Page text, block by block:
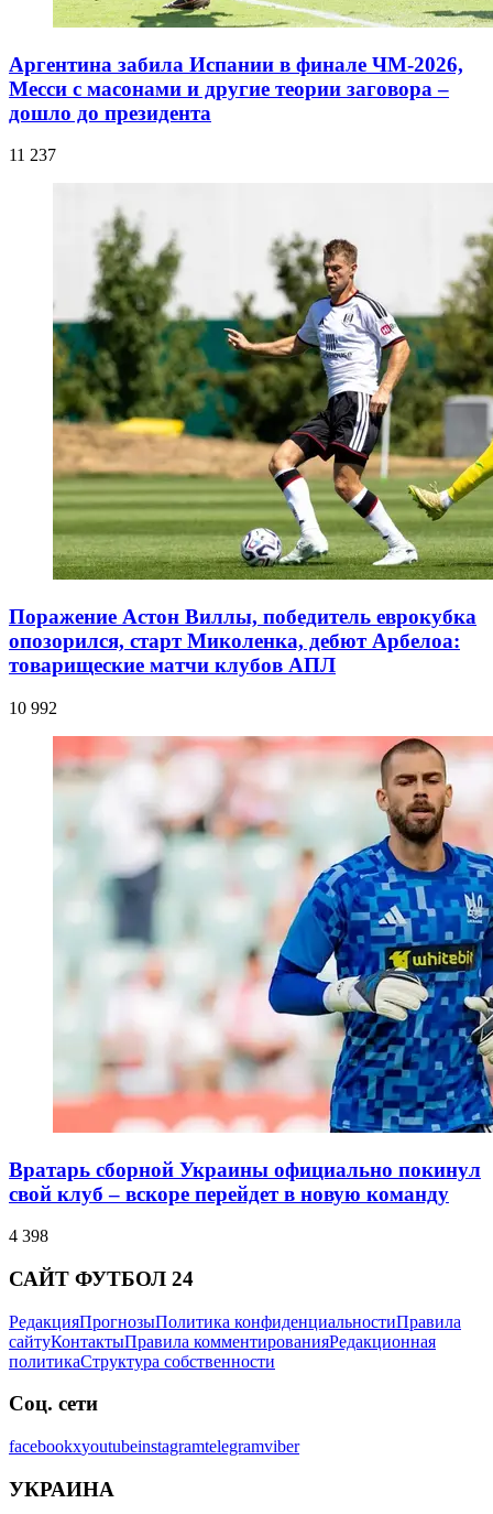
Аргентина забила Испании в финале ЧМ-2026,
Месси с масонами и другие теории заговора –
дошло до президента
11 237
Поражение Астон Виллы, победитель еврокубка
опозорился, старт Миколенка, дебют Арбелоа:
товарищеские матчи клубов АПЛ
10 992
Вратарь сборной Украины официально покинул
свой клуб – вскоре перейдет в новую команду
4 398
САЙТ ФУТБОЛ 24
РедакцияПрогнозыПолитика конфиденциальностиПравила
сайтуКонтактыПравила комментированияРедакционная
политикаСтруктура собственности
Соц. сети
facebookxyoutubeinstagramtelegramviber
УКРАИНА